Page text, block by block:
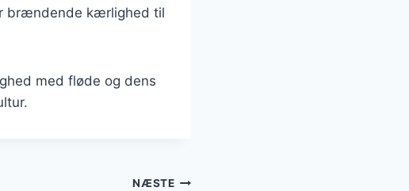
brændende kærlighed til
med fløde og dens
NÆSTE